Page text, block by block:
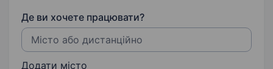
Де ви хочете працювати?
Додати місто